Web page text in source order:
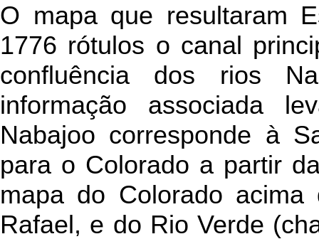
O mapa que resultaram
1776 rótulos o canal
confluência dos rios
informação associada
Nabajoo corresponde à
para o Colorado a partir
mapa do Colorado
Rafael, e do Rio Verde